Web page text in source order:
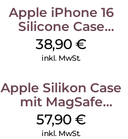
Apple iPhone 16
Silicone Case
MagSafe
Ultramarine
38,90€
inkl. MwSt.
Apple Silikon Case
mit MagSafe
iPhone 14 Pro
(PRODUCT)RED
57,90€
inkl. MwSt.